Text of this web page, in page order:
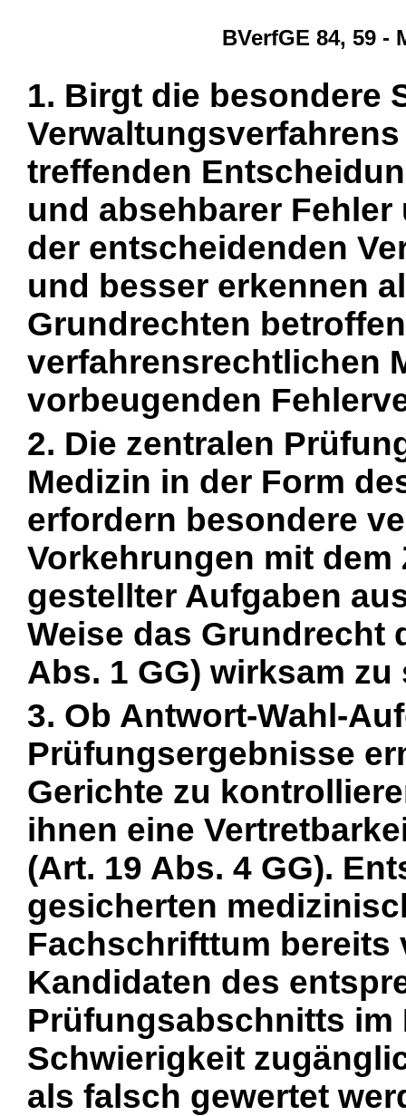
BVerfGE 84, 59 -
1. Birgt die besondere
treffenden
und absehbarer
der entscheidenden
und besser erkennen
Grundrechten
verfahrensrechtlichen
vorbeugenden
2. Die zentralen
Medizin in der Form
erfordern besondere
Vorkehrungen mit
gestellter Aufgaben
Weise das Grundrecht
Abs. 1 GG) wirksam zu
3. Ob Antwort-Wahl-
Prüfungsergebnisse
Gerichte zu
ihnen eine
(Art. 19 Abs. 4 GG).
gesicherten
Fachschrifttum
Kandidaten des
Prüfungsabschnitts im
Schwierigkeit
als falsch gewertet